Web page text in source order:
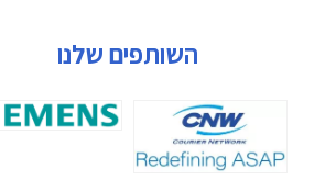
השותפים שלנו